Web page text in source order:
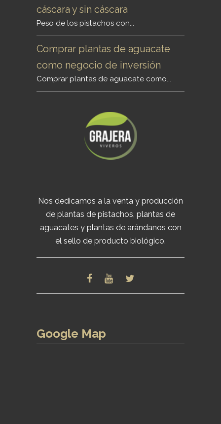
cáscara y sin cáscara
Peso de los pistachos con...
Comprar plantas de aguacate
como negocio de inversión
Comprar plantas de aguacate como...
Nos dedicamos a la venta y producción
de plantas de pistachos, plantas de
aguacates y plantas de arándanos con
el sello de producto biológico.
Google Map